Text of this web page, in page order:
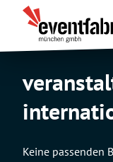
Inhalt
springen
Eventfabrik
München
Keine passenden